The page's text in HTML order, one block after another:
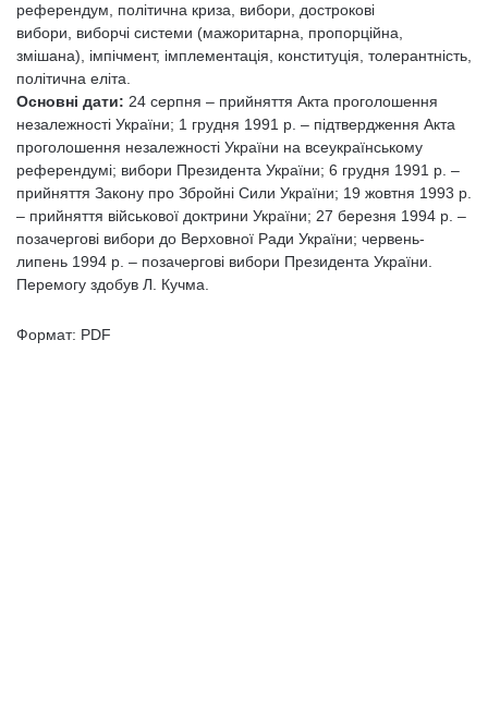
референдум, політична криза, вибори, дострокові
вибори, виборчі системи (мажоритарна, пропорційна,
змішана), імпічмент, імплементація, конституція, толерантність,
політична еліта.
Основні дати: 24 серпня – прийняття Акта проголошення
незалежності України; 1 грудня 1991 р. – підтвердження Акта
проголошення незалежності України на всеукраїнському
референдумі; вибори Президента України; 6 грудня 1991 р. –
прийняття Закону про Збройні Сили України; 19 жовтня 1993 р.
– прийняття військової доктрини України; 27 березня 1994 р. –
позачергові вибори до Верховної Ради України; червень-
липень 1994 р. – позачергові вибори Президента України.
Перемогу здобув Л. Кучма.
Формат: PDF